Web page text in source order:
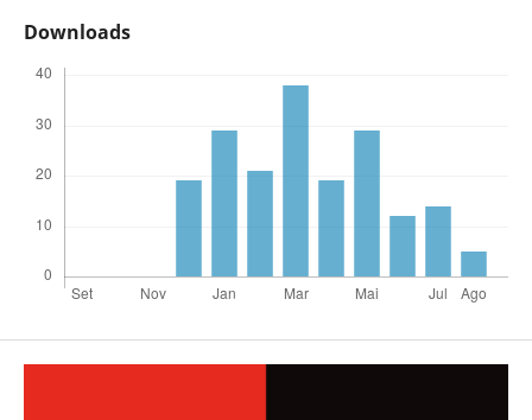
Downloads